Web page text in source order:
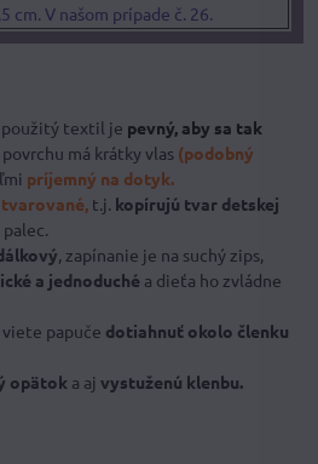
cm. V našom prípade č. 26.
použitý textil je pevný, aby sa tak
povrchu má krátky vlas (podobný
príjemný na dotyk.
t.j. kopírujú tvar detskej
, zapínanie je na suchý zips,
a jednoduché a dieťa ho zvládne
papuče dotiahnuť okolo členku
opätok a aj vystuženú klenbu.